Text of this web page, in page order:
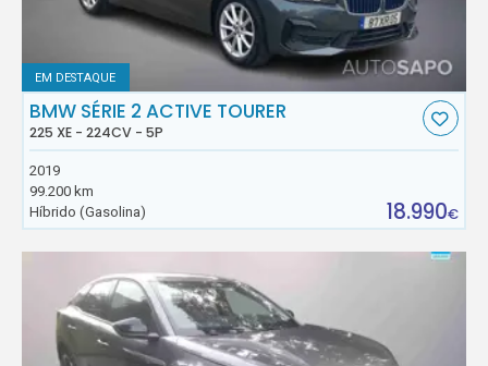
EM DESTAQUE
BMW SÉRIE 2 ACTIVE TOURER
225 XE - 224CV - 5P
2019
99.200 km
Híbrido (Gasolina)
18.990€